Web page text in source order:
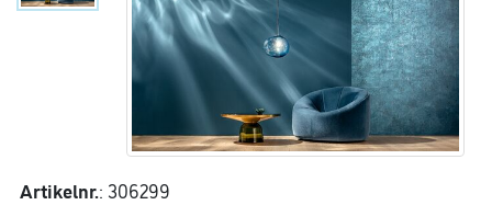
Artikelnr.: 306299